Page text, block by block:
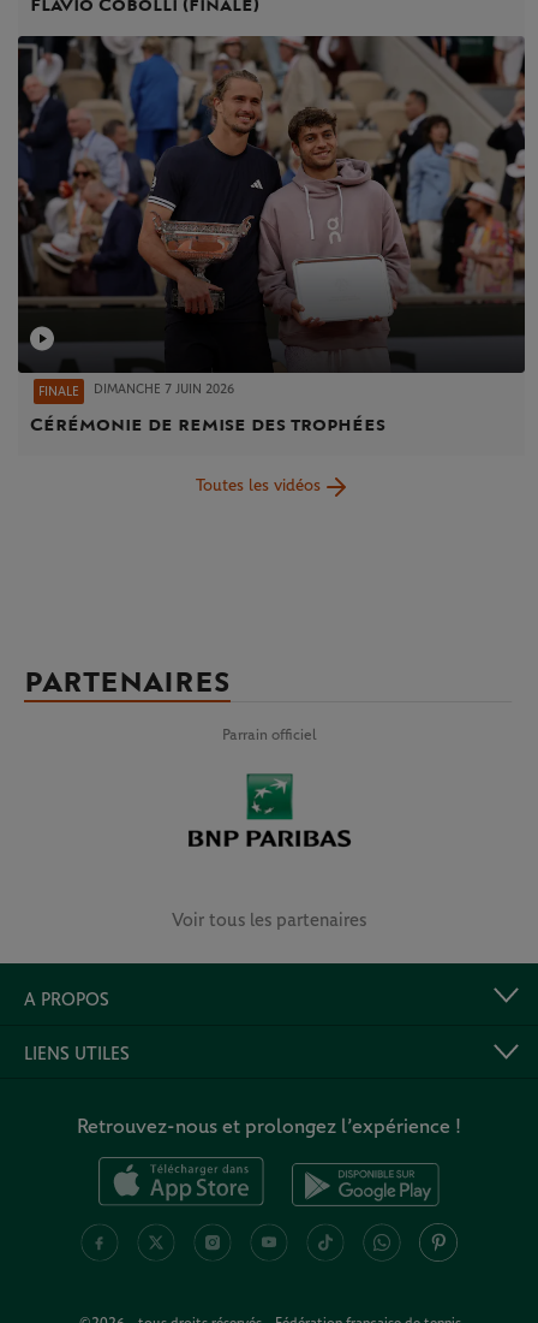
FINALE DIMANCHE 7 JUIN 2026
Cérémonie de remise des trophées
Toutes les vidéos
PARTENAIRES
Parrain officiel
Voir tous les partenaires
A PROPOS
LIENS UTILES
Retrouvez-nous et prolongez l’expérience !